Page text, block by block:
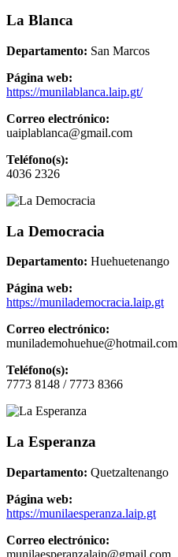
La Blanca
Departamento: San Marcos
Página web:
https://munilablanca.laip.gt/
Correo electrónico:
uaiplablanca@gmail.com
Teléfono(s):
4036 2326
La Democracia
Departamento: Huehuetenango
Página web:
https://munilademocracia.laip.gt
Correo electrónico:
munilademohuehue@hotmail.com
Teléfono(s):
7773 8148 / 7773 8366
La Esperanza
Departamento: Quetzaltenango
Página web:
https://munilaesperanza.laip.gt
Correo electrónico:
munilaesperanzalaip@gmail.com